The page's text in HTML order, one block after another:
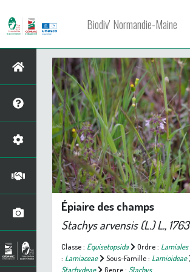
Biodiv' Normandie-Maine
Épiaire des champs
Stachys arvensis(L.) L., 1763
Classe : Equisetopsida Ordre : Lamiales
: Lamiaceae Sous-Famille : Lamioideae
Stachydeae
Genre : Stachys